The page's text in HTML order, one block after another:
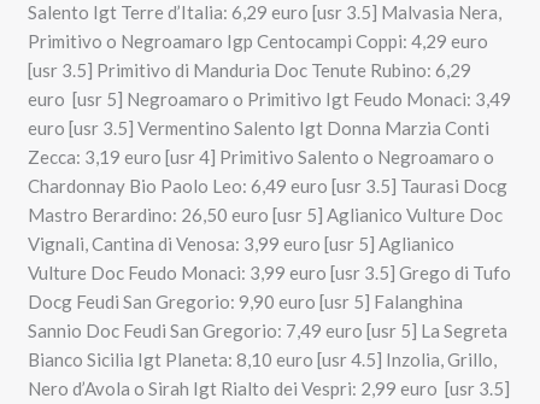
Salento Igt Terre d’Italia: 6,29 euro [usr 3.5] Malvasia Nera,
Primitivo o Negroamaro Igp Centocampi Coppi: 4,29 euro
[usr 3.5] Primitivo di Manduria Doc Tenute Rubino: 6,29
euro [usr 5] Negroamaro o Primitivo Igt Feudo Monaci: 3,49
euro [usr 3.5] Vermentino Salento Igt Donna Marzia Conti
Zecca: 3,19 euro [usr 4] Primitivo Salento o Negroamaro o
Chardonnay Bio Paolo Leo: 6,49 euro [usr 3.5] Taurasi Docg
Mastro Berardino: 26,50 euro [usr 5] Aglianico Vulture Doc
Vignali, Cantina di Venosa: 3,99 euro [usr 5] Aglianico
Vulture Doc Feudo Monaci: 3,99 euro [usr 3.5] Grego di Tufo
Docg Feudi San Gregorio: 9,90 euro [usr 5] Falanghina
Sannio Doc Feudi San Gregorio: 7,49 euro [usr 5] La Segreta
Bianco Sicilia Igt Planeta: 8,10 euro [usr 4.5] Inzolia, Grillo,
Nero d’Avola o Sirah Igt Rialto dei Vespri: 2,99 euro [usr 3.5]